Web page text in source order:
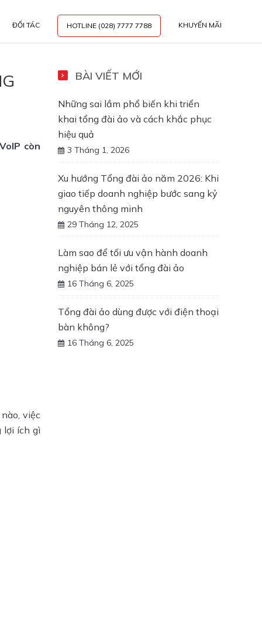
ĐỐI TÁC HOTLINE (028) 7777 7788 KHUYẾN MÃI
còn
việc
lợi ích gì
BÀI VIẾT MỚI
Những sai lầm phổ biến khi triển
khai tổng đài ảo và cách khắc phục
hiệu quả
3 Tháng 1, 2026
Xu hướng Tổng đài ảo năm 2026: Khi
giao tiếp doanh nghiệp bước sang kỷ
nguyên thông minh
29 Tháng 12, 2025
Làm sao để tối ưu vận hành doanh
nghiệp bán lẻ với tổng đài ảo
16 Tháng 6, 2025
Tổng đài ảo dùng được với điện thoại
bàn không?
16 Tháng 6, 2025